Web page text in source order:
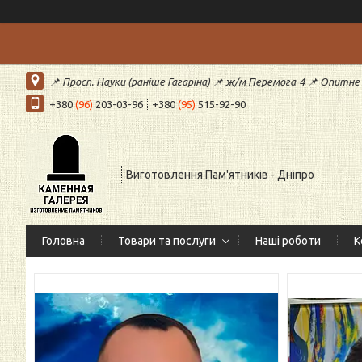
📌 Просп. Науки (раніше Гагаріна) 📌 ж/м Перемога-4 📌 Опитне
+380 (96) 203-03-96 +380(95)515-92-90
Виготовлення Пам'ятників - Дніпро
Головна Товари та послуги Наші роботи